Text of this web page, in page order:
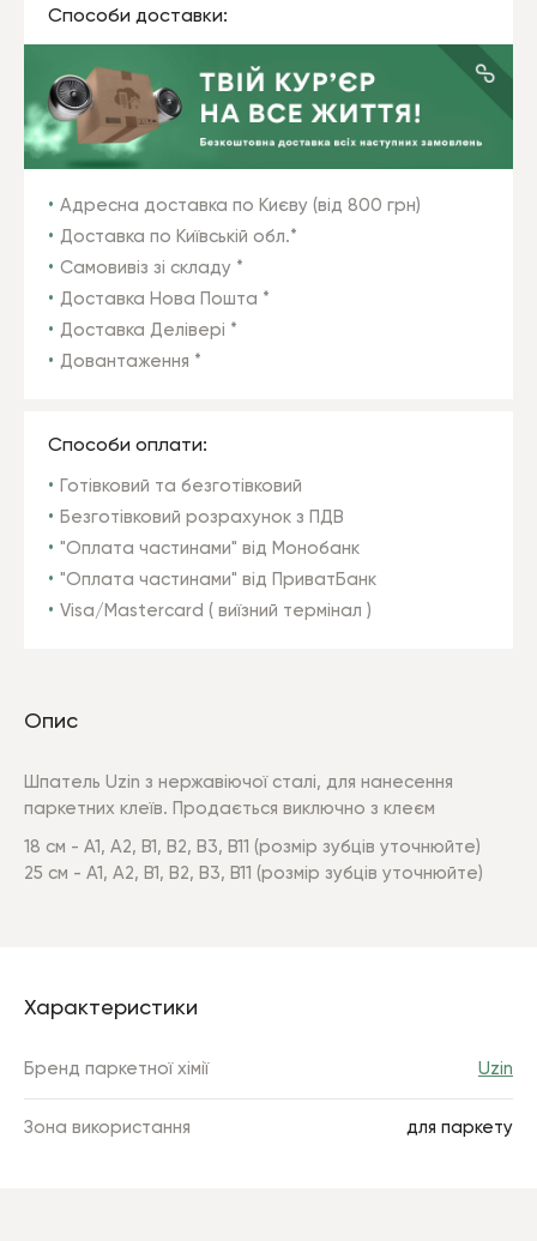
Способи доставки:
Адресна доставка по Києву (від 800 грн)
Доставка по Київській обл.*
Самовивіз зі складу *
Доставка Нова Пошта *
Доставка Делівері *
Довантаження *
Способи оплати:
Готівковий та безготівковий
Безготівковий розрахунок з ПДВ
"Оплата частинами" від Монобанк
"Оплата частинами" від ПриватБанк
Visa/Mastercard ( виїзний термінал )
Опис
Шпатель Uzin з нержавіючої сталі, для нанесення
паркетних клеїв. Продається виключно з клеєм
18 см - А1, А2, В1, В2, В3, В11 (розмір зубців уточнюйте)
25 см - А1, А2, В1, В2, В3, В11 (розмір зубців уточнюйте)
Характеристики
Бренд паркетної хімії Uzin
Зона використання для паркету